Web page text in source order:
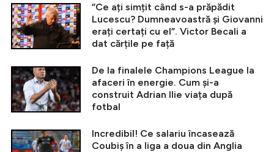
”Ce ați simțit când s-a prăpădit
Lucescu? Dumneavoastră și Giovanni
erați certați cu el”. Victor Becali a
dat cărțile pe față
De la finalele Champions League la
afaceri în energie. Cum și-a
construit Adrian Ilie viața după
fotbal
Incredibil! Ce salariu încasează
Coubiș în a liga a doua din Anglia